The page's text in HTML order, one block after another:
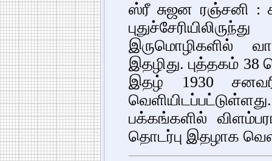
ஸ்ரீ சுஜன ரஞ்சனி :
இருமொழிகளில்
இதழிது. புத்தகம்
இதழ் 1930
பக்கங்களில்
தொடர்பு இதழாக